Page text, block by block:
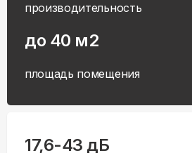
производительность
до 40 м2
площадь помещения
17,6-43 дБ